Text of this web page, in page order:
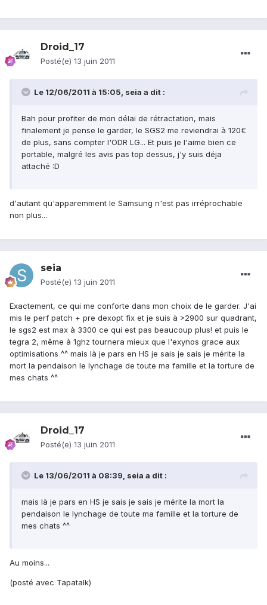
Droid_17
Posté(e) 13 juin 2011
Le 12/06/2011 à 15:05, seia a dit :
Bah pour profiter de mon délai de rétractation, mais
finalement je pense le garder, le SGS2 me reviendrai à 120€
de plus, sans compter l'ODR LG... Et puis je l'aime bien ce
portable, malgré les avis pas top dessus, j'y suis déja
attaché :D
d'autant qu'apparemment le Samsung n'est pas irréprochable
non plus...
seia
Posté(e) 13 juin 2011
Exactement, ce qui me conforte dans mon choix de le garder. J'ai
mis le perf patch + pre dexopt fix et je suis à >2900 sur quadrant,
le sgs2 est max à 3300 ce qui est pas beaucoup plus! et puis le
tegra 2, même à 1ghz tournera mieux que l'exynos grace aux
optimisations ^^ mais là je pars en HS je sais je sais je mérite la
mort la pendaison le lynchage de toute ma famille et la torture de
mes chats ^^
Droid_17
Posté(e) 13 juin 2011
Le 13/06/2011 à 08:39, seia a dit :
mais là je pars en HS je sais je sais je mérite la mort la
pendaison le lynchage de toute ma famille et la torture de
mes chats ^^
Au moins...
(posté avec Tapatalk)